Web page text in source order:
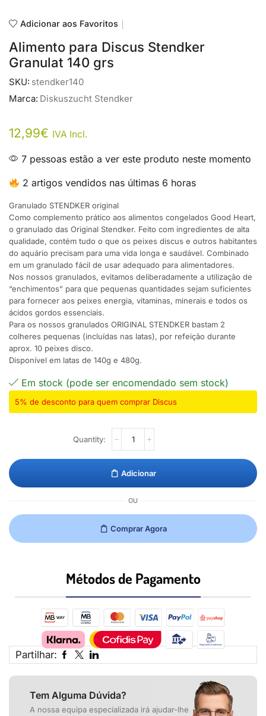
Adicionar aos Favoritos
Alimento para Discus Stendker
Granulat 140 grs
SKU: stendker140
Marca: Diskuszucht Stendker
12,99€ IVA Incl.
7 pessoas estão a ver este produto neste momento
2 artigos vendidos nas últimas 6 horas
Granulado STENDKER original
Como complemento prático aos alimentos congelados Good Heart,
o granulado das Original Stendker. Feito com ingredientes de alta
qualidade, contém tudo o que os peixes discus e outros habitantes
do aquário precisam para uma vida longa e saudável. Combinado
em um granulado fácil de usar adequado para alimentadores.
Nos nossos granulados, evitamos deliberadamente a utilização de
“enchimentos” para que pequenas quantidades sejam suficientes
para fornecer aos peixes energia, vitaminas, minerais e todos os
ácidos gordos essenciais.
Para os nossos granulados ORIGINAL STENDKER bastam 2
colheres pequenas (incluídas nas latas), por refeição durante
aprox. 10 peixes disco.
Disponível em latas de 140g e 480g.
Em stock (pode ser encomendado sem stock)
5% de desconto para quem comprar Discus
Adicionar
OU
Comprar Agora
Métodos de Pagamento​
Partilhar:
Tem Alguma Dúvida?
A nossa equipa especializada irá ajudar-lhe